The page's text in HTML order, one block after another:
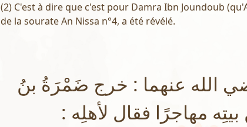
(2) C'est à dire que c'est pour Damra Ibn Joundoub
de la sourate An Nissa n°4, a été révélé.
الله عنهما : خرج ضَمْرَةُ بنُ
مهاجرًا فقال لأهلِه :